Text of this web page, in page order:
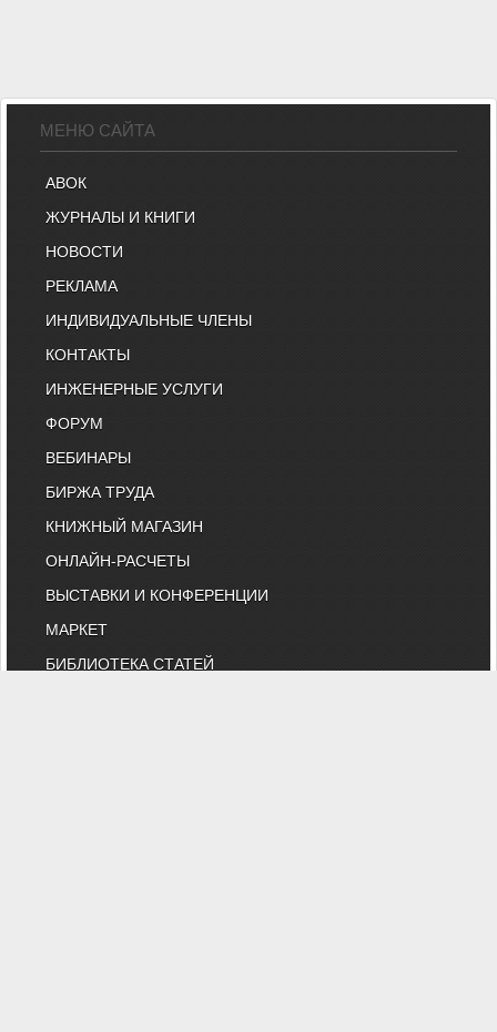
МЕНЮ САЙТА
АВОК
ЖУРНАЛЫ И КНИГИ
НОВОСТИ
РЕКЛАМА
ИНДИВИДУАЛЬНЫЕ ЧЛЕНЫ
КОНТАКТЫ
ИНЖЕНЕРНЫЕ УСЛУГИ
ФОРУМ
ВЕБИНАРЫ
БИРЖА ТРУДА
КНИЖНЫЙ МАГАЗИН
ОНЛАЙН-РАСЧЕТЫ
ВЫСТАВКИ И КОНФЕРЕНЦИИ
МАРКЕТ
БИБЛИОТЕКА СТАТЕЙ